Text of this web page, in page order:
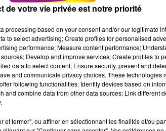
POUR LA 5ÈME
de Meurthe-et-Moselle, est le député
43,47% des suffrages.
candidat qui était soutenu par Éric
des propos antisémites tenus par Louis-
Crédits ; Ministère de l'Intérieur
de votre vie privée est notre priorité
processing based on your consent and/or our legitimate
to select advertising; Create profiles for personalised
performance; Measure content performance;
Develop and improve services; Create profiles to
data to select content; Ensure security, prevent and
and communicate privacy choices. These technologies
following functionalities: Identify devices based on
and combine data from other data sources; Link different
et fermer", ou affiner en sélectionnant les finalités et/ou